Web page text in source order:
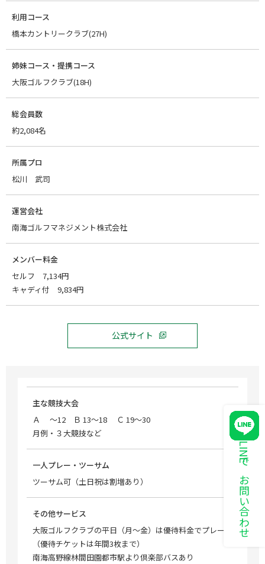
LINEでお問い合わせ
利用コース
橋本カントリークラブ(27H)
姉妹コース・提携コース
大阪ゴルフクラブ(18H)
総会員数
約2,084名
所属プロ
松川 武司
運営会社
南海ゴルフマネジメント株式会社
メンバー料金
セルフ 7,134円
キャディ付 9,834円
公式サイト
主な競技大会
Ａ ～12 Ｂ 13～18 Ｃ 19～30
月例・３大競技など
一人プレー・ツーサム
ツーサム可（土日祝は割増あり）
その他サービス
大阪ゴルフクラブの平日（月～金）は優待料金でプレー可
（優待チケットは年間3枚まで）
南海高野線林間田園都市駅より倶楽部バスあり